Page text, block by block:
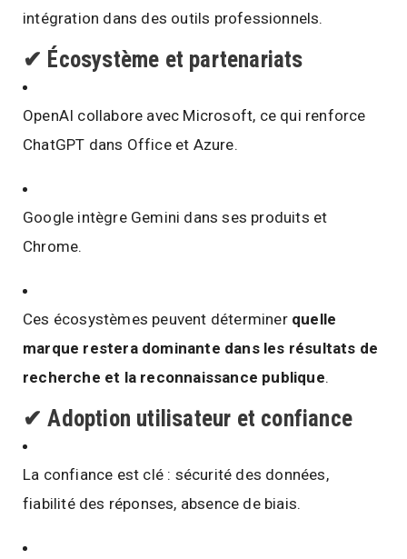
intégration dans des outils professionnels.
✔ Écosystème et partenariats
OpenAI collabore avec Microsoft, ce qui renforce
ChatGPT dans Office et Azure.
Google intègre Gemini dans ses produits et
Chrome.
Ces écosystèmes peuvent déterminer quelle
marque restera dominante dans les résultats de
recherche et la reconnaissance publique.
✔Adoption utilisateur et confiance
La confiance est clé : sécurité des données,
fiabilité des réponses, absence de biais.